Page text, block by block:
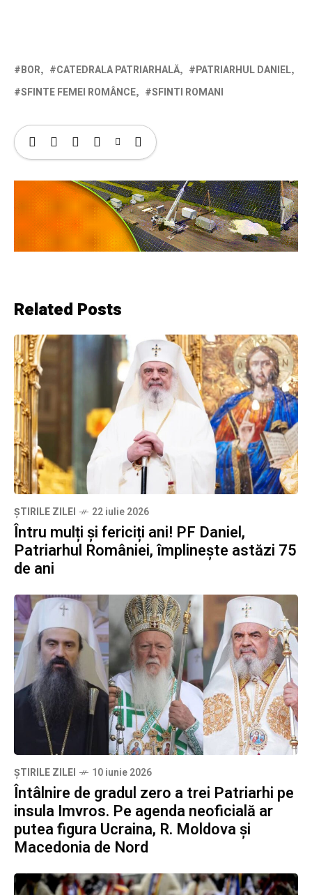
BOR CATEDRALA PATRIARHALĂ
PATRIARHUL DANIEL
SFINTE FEMEI ROMÂNCE
SFINTI ROMANI
Related Posts
ȘTIRILE ZILEI 22 iulie 2026
Întru mulți și fericiți ani! PF Daniel,
Patriarhul României, împlinește astăzi 75
de ani
ȘTIRILE ZILEI 10 iunie 2026
Întâlnire de gradul zero a trei Patriarhi pe
insula Imvros. Pe agenda neoficială ar
putea figura Ucraina, R. Moldova și
Macedonia de Nord